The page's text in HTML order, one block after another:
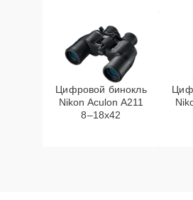
Цифровой бинокль
Nikon Aculon A211
8–18x42